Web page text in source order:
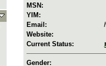
MSN:
YIM:
Email:
Website:
Current Status:
Gender: